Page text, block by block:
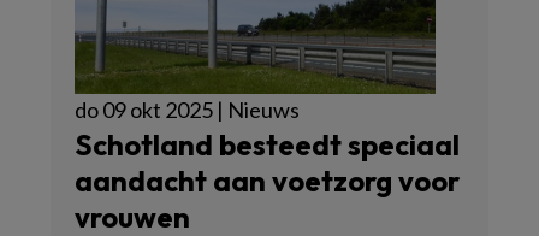
do 09 okt 2025 | Nieuws
Schotland besteedt speciaal
aandacht aan voetzorg voor
vrouwen